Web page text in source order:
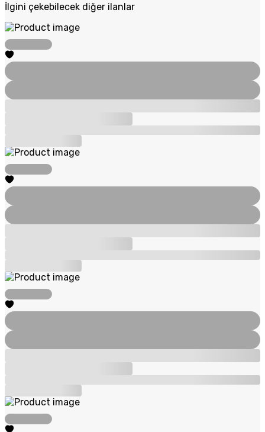
İlgini çekebilecek diğer ilanlar